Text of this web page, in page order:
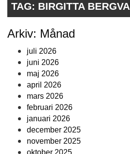
TAG: BIRGITTA
Arkiv: Månad
juli 2026
juni 2026
maj 2026
april 2026
mars 2026
februari 2026
januari 2026
december 2025
november 2025